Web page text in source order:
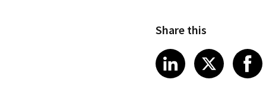
Share this
Share article
LinkedIn
Share
X